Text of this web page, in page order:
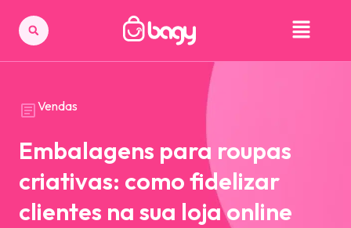
Vendas
Embalagens para roupas
criativas: como fidelizar
clientes na sua loja online